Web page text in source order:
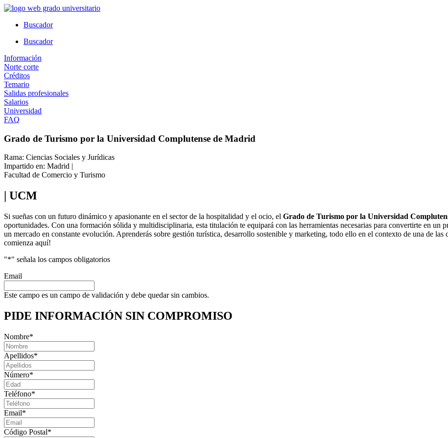
Ir
contenidoBuscador
Buscador
Información
Norte corte
Créditos
Temario
Salidas profesionales
Salarios
Universidad
FAQ
Grado de Turismo por la Universidad Complutense de Madrid
Rama: Ciencias Sociales y Jurídicas
Impartido en: Madrid |
Facultad de Comercio y Turismo
| UCM
Si sueñas con un futuro dinámico y apasionante en el sector de la hospitalidad y el ocio, el Grado de Turismo por la Universidad
oportunidades. Con una formación sólida y multidisciplinaria, esta titulación te equipará con las herramientas necesarias para convertirte en un
un mercado en constante evolución. Aprenderás sobre gestión turística, desarrollo sostenible y marketing, todo ello en el contexto de una de
comienza aquí!
"*" señala los campos obligatorios
Email
Este campo es un campo de validación y debe quedar sin cambios.
PIDE INFORMACIÓN SIN COMPROMISO
Nombre*
Apellidos*
Número*
Teléfono*
Email*
Código Postal*